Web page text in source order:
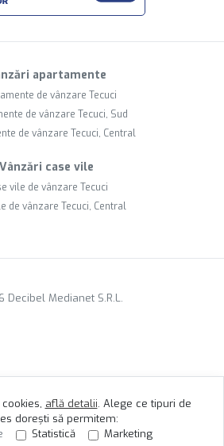
apartamente
de vânzare Tecuci
de vânzare Tecuci, Sud
de vânzare Tecuci, Central
Vânzări case vile
vile de vânzare Tecuci
de vânzare Tecuci, Central
Decibel Medianet S.R.L.
află detalii. Alege ce tipuri de
dorești să permitem:
Statistică Marketing